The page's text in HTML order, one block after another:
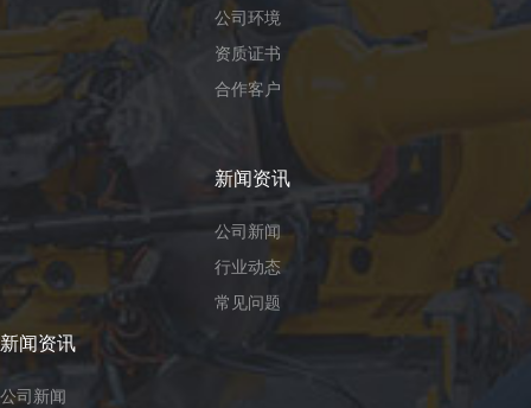
公司环境
资质证书
合作客户
新闻资讯
公司新闻
行业动态
常见问题
新闻资讯
公司新闻